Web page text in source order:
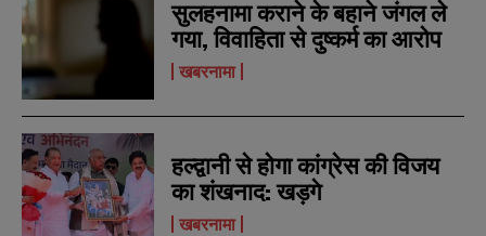
सुलहनामा कराने के बहाने जंगल ले
गया, विवाहिता से दुष्कर्म का आरोप
खबरनामा
हल्द्वानी से होगा कांग्रेस की विजय
का शंखनाद: खड़गे
खबरनामा